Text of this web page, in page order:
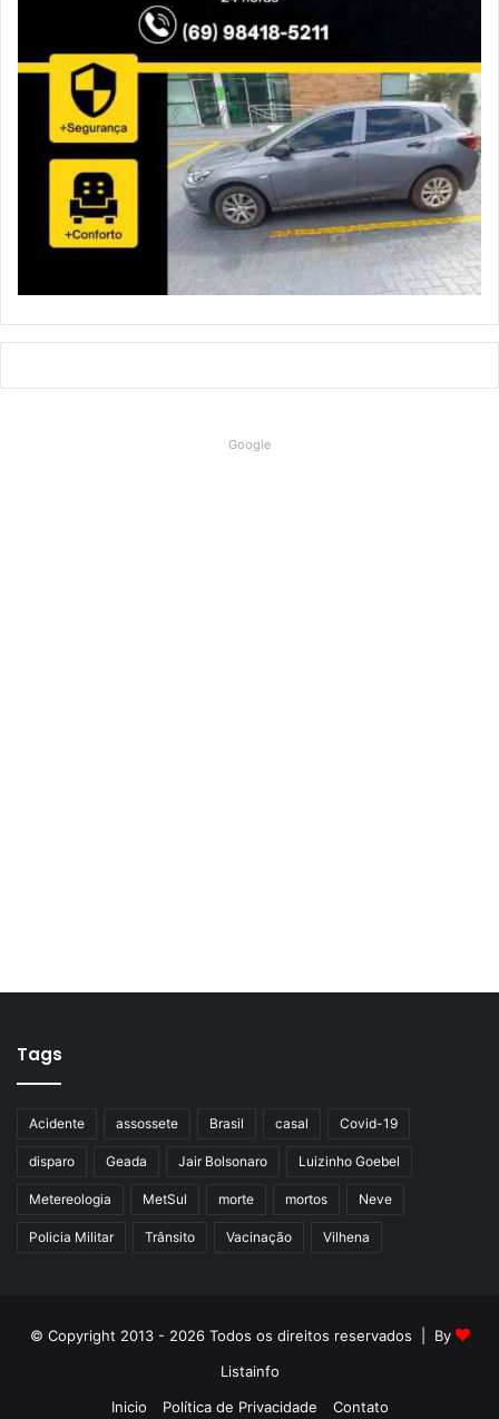
Google
Tags
Acidente assossete Brasil casal Covid-19
disparo Geada Jair Bolsonaro Luizinho Goebel
Metereologia MetSul morte mortos Neve
Policia Militar Trânsito Vacinação Vilhena
© Copyright 2013 - 2026 Todos os direitos reservados | By
Listainfo
Inicio
Política de Privacidade Contato